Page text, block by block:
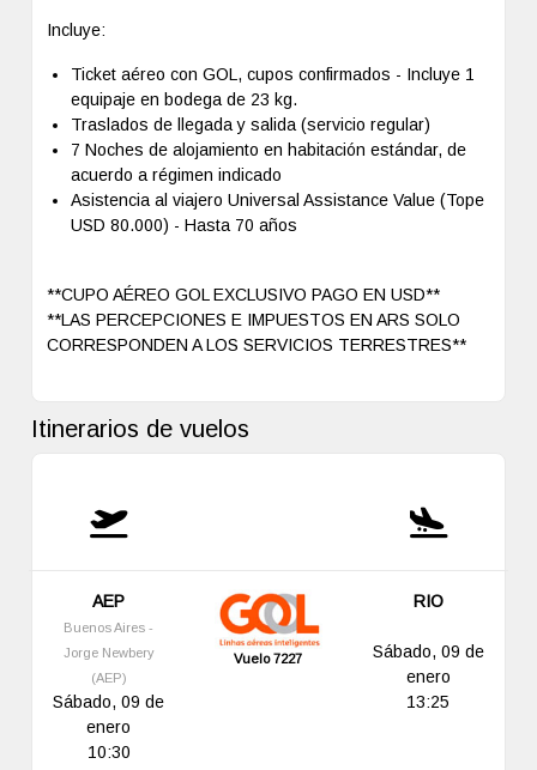
Incluye:
Ticket aéreo con GOL, cupos confirmados - Incluye 1
equipaje en bodega de 23 kg.
Traslados de llegada y salida (servicio regular)
7 Noches de alojamiento en habitación estándar, de
acuerdo a régimen indicado
Asistencia al viajero Universal Assistance Value (Tope
USD 80.000) - Hasta 70 años
**CUPO AÉREO GOL EXCLUSIVO PAGO EN USD**
**LAS PERCEPCIONES E IMPUESTOS EN ARS SOLO
CORRESPONDEN A LOS SERVICIOS TERRESTRES**
Itinerarios de vuelos
AEP
Buenos Aires -
Jorge Newbery
(AEP)
Sábado, 09 de
enero
10:30
Vuelo 7227
RIO
Sábado, 09 de
enero
13:25